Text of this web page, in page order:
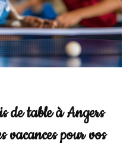
de table à Angers
vacances pour vos